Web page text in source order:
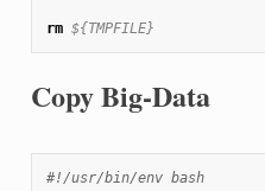
rm ${TMPFILE}
Copy Big-Data
#!/usr/bin/env bash